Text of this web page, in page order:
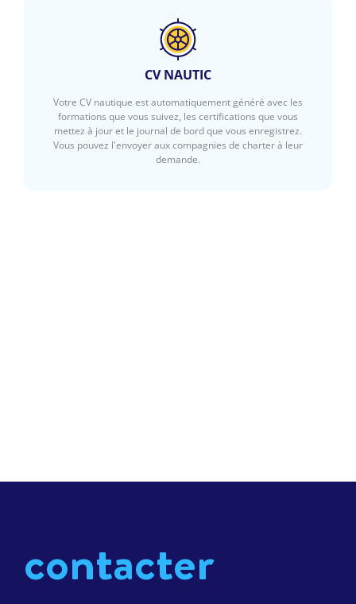
CV NAUTIC
Votre CV nautique est automatiquement généré avec les
formations que vous suivez, les certifications que vous
mettez à jour et le journal de bord que vous enregistrez.
Vous pouvez l'envoyer aux compagnies de charter à leur
demande.
contacter